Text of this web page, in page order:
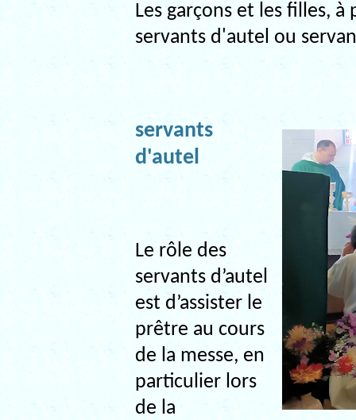
Les garçons et les filles,
servants d'autel ou
servants
d'autel
Le rôle des
servants d’autel
est d’assister le
prêtre au cours
de la messe, en
particulier lors
de la